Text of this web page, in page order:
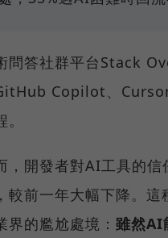
問答社群平台Stack
Copilot、Cursor
，開發者對AI工具的
較前一年大幅下降。
界的尷尬處境： 雖然AI